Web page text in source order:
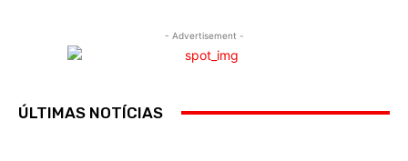
- Advertisement -
ÚLTIMAS NOTÍCIAS